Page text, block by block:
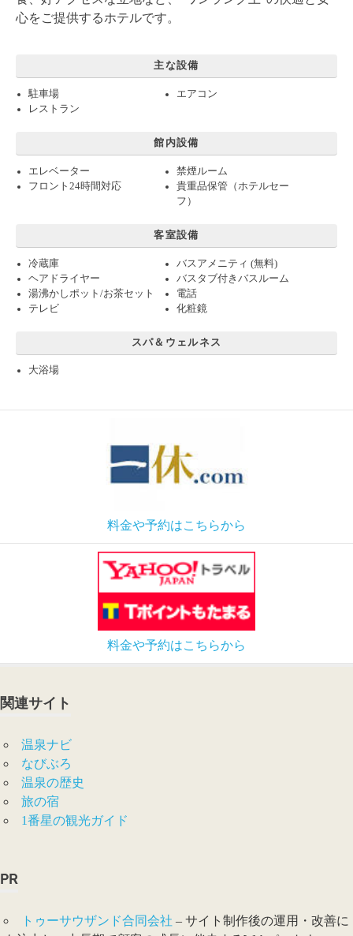
心をご提供するホテルです。
主な設備
駐車場
エアコン
レストラン
館内設備
エレベーター
禁煙ルーム
フロント24時間対応
貴重品保管（ホテルセー
フ）
客室設備
冷蔵庫
バスアメニティ (無料)
ヘアドライヤー
バスタブ付きバスルーム
湯沸かしポット/お茶セット
電話
テレビ
化粧鏡
スパ＆ウェルネス
大浴場
料金や予約はこちらから
料金や予約はこちらから
関連サイト
温泉ナビ
なびぶろ
温泉の歴史
旅の宿
1番星の観光ガイド
PR
トゥーサウザンド合同会社 – サイト制作後の運用・改善に